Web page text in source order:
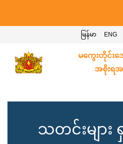
ENG
မြန်မာ
မကွေးတိုင်းဒ
အစိုးရ
သတင်းများ